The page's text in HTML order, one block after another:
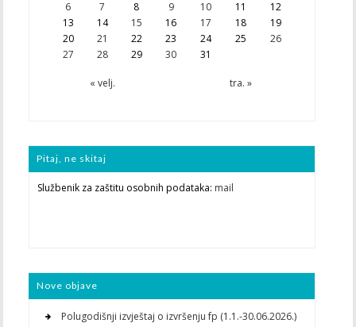
« velj. tra. »
6
7 8 9 10 11
12
13
14 15 16 17 18
19
20
21 22 23 24 25
26
27
28 29 30 31
Pitaj, ne skitaj
Službenik za zaštitu osobnih podataka: mail
Nove objave
Polugodišnji izvještaj o izvršenju fp (1.1.-30.06.2026.)